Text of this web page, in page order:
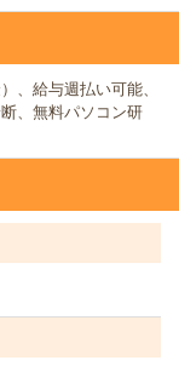
、給与週払い可能、
、無料パソコン研